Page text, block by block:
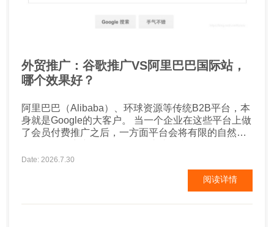
外贸推广：谷歌推广VS阿里巴巴国际站，
哪个效果好？
阿里巴巴（Alibaba）、环球资源等传统B2B平台，本
身就是Google的大客户。 当一个企业在这些平台上做
了会员付费推广之后，一方面平台会将有限的自然流
上投放广告，批发流量进来之后，再分配给成百上千
的同行业厂商，有多少流量能到达自己的企业店铺或
Google广告，可以用更具性价比的方式排到阿里或
者...
Date: 2026.7.30
阅读详情